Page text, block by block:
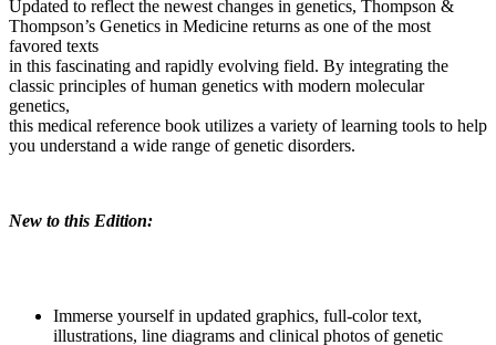
Updated to reflect the newest changes in genetics, Thompson &
Thompson’s Genetics in Medicine returns as one of the most
favored texts
in this fascinating and rapidly evolving field. By integrating the
classic principles of human genetics with modern molecular
genetics,
this medical reference book utilizes a variety of learning tools to help
you understand a wide range of genetic disorders.
New to this Edition:
Immerse yourself in updated graphics, full-color text,
illustrations, line diagrams and clinical photos of genetic